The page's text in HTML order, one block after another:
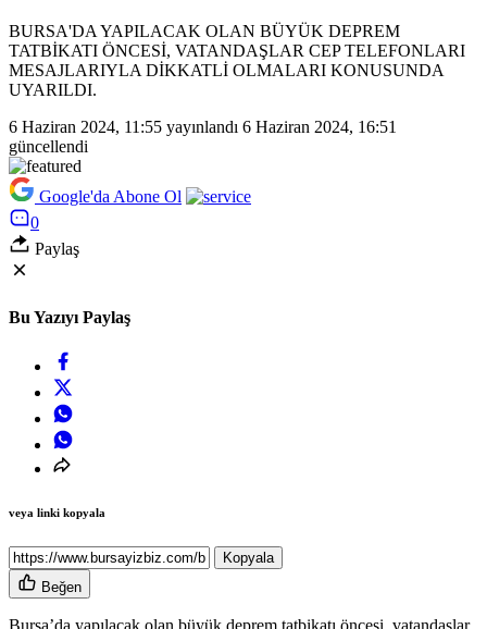
BURSA'DA YAPILACAK OLAN BÜYÜK DEPREM
TATBİKATI ÖNCESİ, VATANDAŞLAR CEP TELEFONLARI
MESAJLARIYLA DİKKATLİ OLMALARI KONUSUNDA
UYARILDI.
6 Haziran 2024, 11:55 yayınlandı 6 Haziran 2024, 16:51
güncellendi
Google'da Abone Ol
0
Paylaş
Bu Yazıyı Paylaş
veya linki kopyala
Kopyala
Beğen